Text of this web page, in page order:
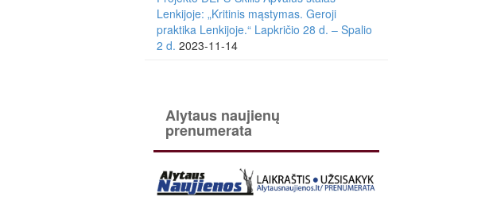
Lenkijoje: „Kritinis mąstymas. Geroji
praktika Lenkijoje.“ Lapkričio 28 d. – Spalio
2 d. 2023-11-14
Alytaus naujienų
prenumerata